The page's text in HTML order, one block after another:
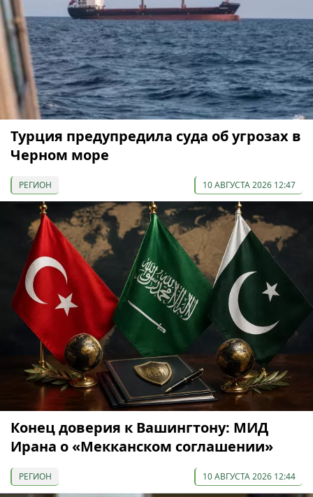
Турция предупредила суда об угрозах в
Черном море
РЕГИОН 10 АВГУСТА 2026 12:47
Конец доверия к Вашингтону: МИД
Ирана о «Мекканском соглашении»
РЕГИОН 10 АВГУСТА 2026 12:44